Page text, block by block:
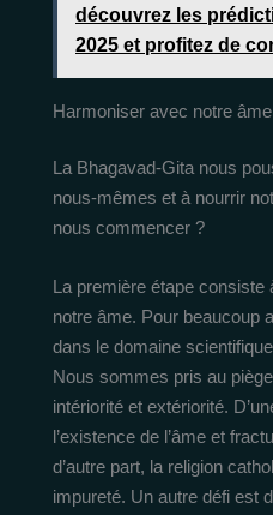
découvrez les
2025 et profitez de
Harmoniser avec notre âme
La Bhagavad-Gita nous
nous-mêmes et à nourrir
nous commencer ?
La première étape consiste
notre âme. Pour beaucoup
dans le domaine
Nous sommes pris au
intériorité et extériorité.
l’existence de l’âme et
d’autre part, la religion
impureté. Un autre défi est